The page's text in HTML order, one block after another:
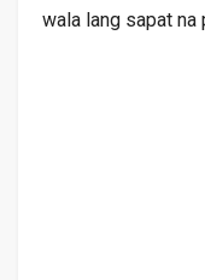
wala lang sapat na